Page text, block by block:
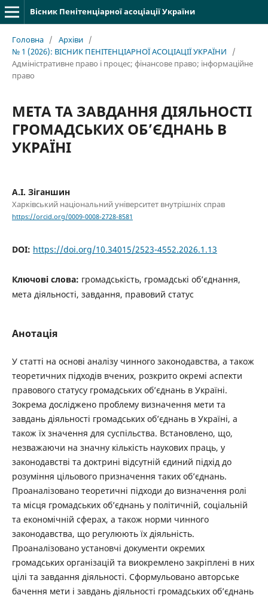
Вісник Пенітенціарної асоціації України
Головна / Архіви /
№ 1 (2026): ВІСНИК ПЕНІТЕНЦІАРНОЇ АСОЦІАЦІЇ УКРАЇНИ
/
Адміністративне право і процес; фінансове право; інформаційне
право
МЕТА ТА ЗАВДАННЯ ДІЯЛЬНОСТІ
ГРОМАДСЬКИХ ОБ’ЄДНАНЬ В
УКРАЇНІ
А.І. Зіганшин
Харківський національний університет внутрішніх справ
https://orcid.org/0009-0008-2728-8581
DOI: https://doi.org/10.34015/2523-4552.2026.1.13
Ключові слова: громадськість, громадські об’єднання,
мета діяльності, завдання, правовий статус
Анотація
У статті на основі аналізу чинного законодавства, а також
теоретичних підходів вчених, розкрито окремі аспекти
правового статусу громадських об’єднань в Україні.
Зокрема досліджено проблему визначення мети та
завдань діяльності громадських об’єднань в Україні, а
також їх значення для суспільства. Встановлено, що,
незважаючи на значну кількість наукових праць, у
законодавстві та доктрині відсутній єдиний підхід до
розуміння цільового призначення таких об’єднань.
Проаналізовано теоретичні підходи до визначення ролі
та місця громадських об’єднань у політичній, соціальній
та економічній сферах, а також норми чинного
законодавства, що регулюють їх діяльність.
Проаналізовано установчі документи окремих
громадських організацій та виокремлено закріплені в них
цілі та завдання діяльності. Сформульовано авторське
бачення мети і завдань діяльності громадських об’єднань